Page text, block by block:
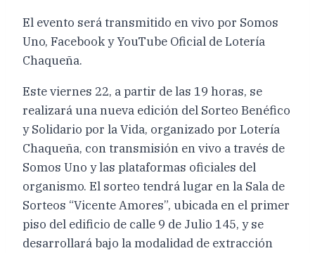
El evento será transmitido en vivo por Somos
Uno, Facebook y YouTube Oficial de Lotería
Chaqueña.
Este viernes 22, a partir de las 19 horas, se
realizará una nueva edición del Sorteo Benéfico
y Solidario por la Vida, organizado por Lotería
Chaqueña, con transmisión en vivo a través de
Somos Uno y las plataformas oficiales del
organismo. El sorteo tendrá lugar en la Sala de
Sorteos “Vicente Amores”, ubicada en el primer
piso del edificio de calle 9 de Julio 145, y se
desarrollará bajo la modalidad de extracción